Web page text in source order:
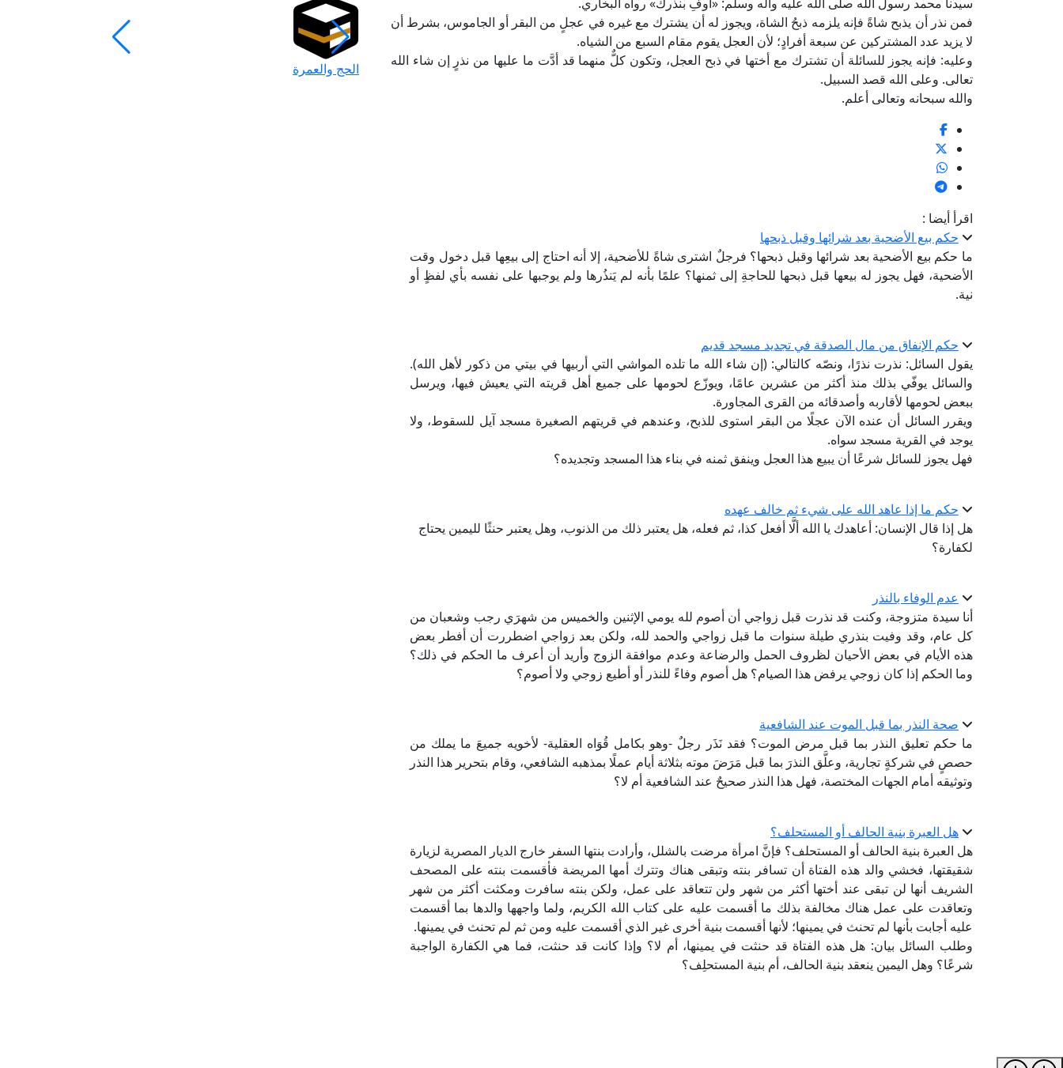
فمن نذر أن يذبح شاةً فإنه يلزمه ذبحُ الشاة، ويجوز له أن يشترك مع غيره في عجلٍ من البقر أو الجاموس، بشرط أن
لا يزيد عدد المشتركين عن سبعة أفرادٍ؛ لأن العجل يقوم مقام السبع من الشياه.
وعليه: فإنه يجوز للسائلة أن تشترك مع أختها في ذبح العجل، وتكون كلٌّ منهما قد أدَّت ما عليها من نذرٍ إن شاء الله
تعالى. وعلى الله قصد السبيل.
والله سبحانه وتعالى أعلم.
اقرأ أيضا :
حكم بيع الأضحية بعد شرائها وقبل ذبحها
ما حكم بيع الأضحية بعد شرائها وقبل ذبحها؟ فرجلٌ اشترى شاةً للأضحية، إلا أنه احتاج إلى بيعِها قبل دخول وقت
الأضحية، فهل يجوز له بيعها قبل ذبحها للحاجةِ إلى ثمنها؟ علمًا بأنه لم يَنذُرها ولم يوجبها على نفسه بأي لفظٍ أو
نية.
حكم الإنفاق من مال الصدقة في تجديد مسجد قديم
يقول السائل: نذرت نذرًا، ونصّه كالتالي: (إن شاء الله ما تلده المواشي التي أربيها في بيتي من ذكور لأهل الله).
والسائل يوفّي بذلك منذ أكثر من عشرين عامًا، ويوزّع لحومها على جميع أهل قريته التي يعيش فيها، ويرسل
ببعض لحومها لأقاربه وأصدقائه من القرى المجاورة.
ويقرر السائل أن عنده الآن عجلًا من البقر استوى للذبح، وعندهم في قريتهم الصغيرة مسجد آيل للسقوط، ولا
يوجد في القرية مسجد سواه.
فهل يجوز للسائل شرعًا أن يبيع هذا العجل وينفق ثمنه في بناء هذا المسجد وتجديده؟
حكم ما إذا عاهد الله على شيء ثم خالف عهده
هل إذا قال الإنسان: أعاهدك يا الله ألَّا أفعل كذا، ثم فعله، هل يعتبر ذلك من الذنوب، وهل يعتبر حنثًا لليمين يحتاج
لكفارة؟
عدم الوفاء بالنذر
أنا سيدة متزوجة، وكنت قد نذرت قبل زواجي أن أصوم لله يومي الإثنين والخميس من شهرَي رجب وشعبان من
كل عام، وقد وفيت بنذري طيلة سنوات ما قبل زواجي والحمد لله، ولكن بعد زواجي اضطررت أن أفطر بعض
هذه الأيام في بعض الأحيان لظروف الحمل والرضاعة وعدم موافقة الزوج وأريد أن أعرف ما الحكم في ذلك؟
وما الحكم إذا كان زوجي يرفض هذا الصيام؟ هل أصوم وفاءً للنذر أو أطيع زوجي ولا أصوم؟
صحة النذر بما قبل الموت عند الشافعية
ما حكم تعليق النذر بما قبل مرض الموت؟ فقد نَذَر رجلٌ -وهو بكامل قُوَاه العقلية- لأخويه جميعَ ما يملك من
حصصٍ في شركةٍ تجارية، وعلَّق النذرَ بما قبل مَرَضَ موته بثلاثة أيام عملًا بمذهبه الشافعي، وقام بتحرير هذا النذر
وتوثيقه أمام الجهات المختصة، فهل هذا النذر صحيحٌ عند الشافعية أم لا؟
هل العبرة بنية الحالف أو المستحلف؟
هل العبرة بنية الحالف أو المستحلف؟ فإنَّ امرأة مرضت بالشلل، وأرادت بنتها السفر خارج الديار المصرية لزيارة
شقيقتها، فخشي والد هذه الفتاة أن تسافر بنته وتبقى هناك وتترك أمها المريضة فأقسمت بنته على المصحف
الشريف أنها لن تبقى عند أختها أكثر من شهر ولن تتعاقد على عمل، ولكن بنته سافرت ومكثت أكثر من شهر
وتعاقدت على عمل هناك مخالفة بذلك ما أقسمت عليه على كتاب الله الكريم، ولما واجهها والدها بما أقسمت
عليه أجابت بأنها لم تحنث في يمينها؛ لأنها أقسمت بنية أخرى غير الذي أقسمت عليه ومن ثم لم تحنث في يمينها.
وطلب السائل بيان: هل هذه الفتاة قد حنثت في يمينها، أم لا؟ وإذا كانت قد حنثت، فما هي الكفارة الواجبة
شرعًا؟ وهل اليمين ينعقد بنية الحالف، أم بنية المستحلِف؟
الحج والعمرة